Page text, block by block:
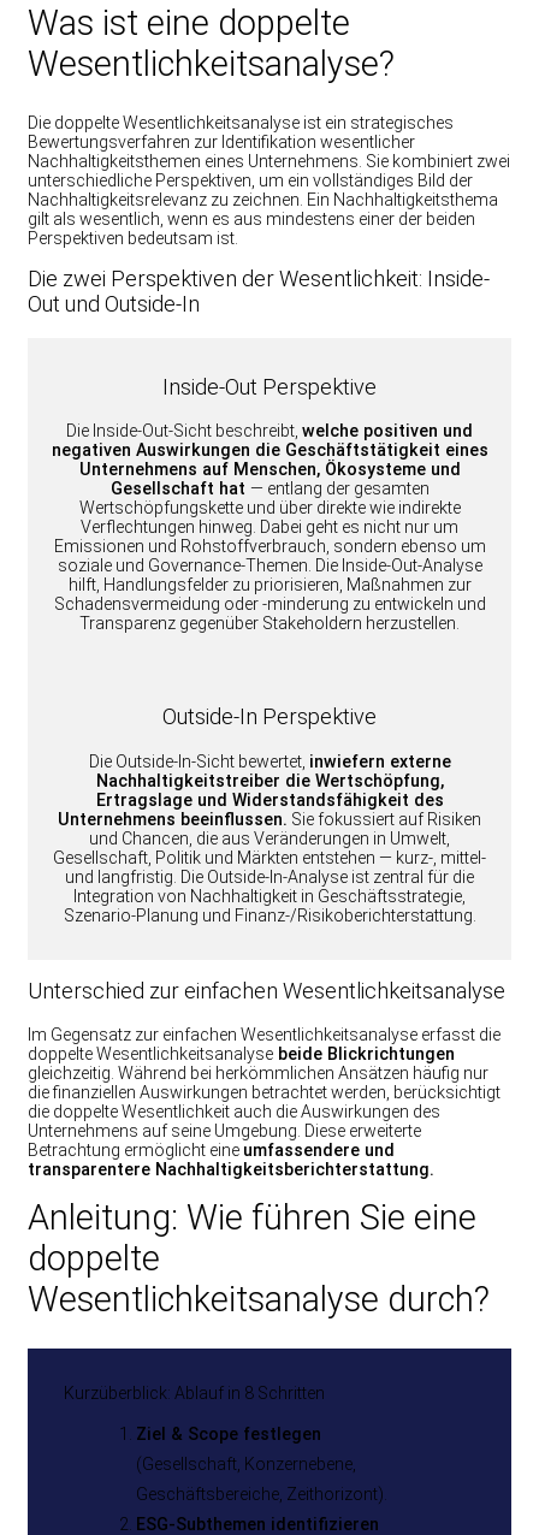
Was ist eine doppelte
Wesentlichkeitsanalyse?
Die doppelte Wesentlichkeitsanalyse ist ein strategisches
Bewertungsverfahren zur Identifikation wesentlicher
Nachhaltigkeitsthemen eines Unternehmens. Sie kombiniert zwei
unterschiedliche Perspektiven, um ein vollständiges Bild der
Nachhaltigkeitsrelevanz zu zeichnen. Ein Nachhaltigkeitsthema
gilt als wesentlich, wenn es aus mindestens einer der beiden
Perspektiven bedeutsam ist.
Die zwei Perspektiven der Wesentlichkeit: Inside-
Out und Outside-In
Inside-Out Perspektive
Die Inside-Out-Sicht beschreibt, welche positiven und
negativen Auswirkungen die Geschäftstätigkeit eines
Unternehmens auf Menschen, Ökosysteme und
Gesellschaft hat — entlang der gesamten
Wertschöpfungskette und über direkte wie indirekte
Verflechtungen hinweg. Dabei geht es nicht nur um
Emissionen und Rohstoffverbrauch, sondern ebenso um
soziale und Governance-Themen. Die Inside-Out-Analyse
hilft, Handlungsfelder zu priorisieren, Maßnahmen zur
Schadensvermeidung oder -minderung zu entwickeln und
Transparenz gegenüber Stakeholdern herzustellen.
Outside-In Perspektive
Die Outside-In-Sicht bewertet, inwiefern externe
Nachhaltigkeitstreiber die Wertschöpfung,
Ertragslage und Widerstandsfähigkeit des
Unternehmens beeinflussen. Sie fokussiert auf Risiken
und Chancen, die aus Veränderungen in Umwelt,
Gesellschaft, Politik und Märkten entstehen — kurz-, mittel-
und langfristig. Die Outside-In-Analyse ist zentral für die
Integration von Nachhaltigkeit in Geschäftsstrategie,
Szenario-Planung und Finanz-/Risikoberichterstattung.
Unterschied zur einfachen Wesentlichkeitsanalyse
Im Gegensatz zur einfachen Wesentlichkeitsanalyse erfasst die
doppelte Wesentlichkeitsanalyse beide Blickrichtungen
gleichzeitig. Während bei herkömmlichen Ansätzen häufig nur
die finanziellen Auswirkungen betrachtet werden, berücksichtigt
die doppelte Wesentlichkeit auch die Auswirkungen des
Unternehmens auf seine Umgebung. Diese erweiterte
Betrachtung ermöglicht eine umfassendere und
transparentere Nachhaltigkeitsberichterstattung.
Anleitung: Wie führen Sie eine
doppelte
Wesentlichkeitsanalyse durch?
Kurzüberblick: Ablauf in 8 Schritten
Ziel & Scope festlegen
(Gesellschaft, Konzernebene,
Geschäftsbereiche, Zeithorizont).
ESG-Subthemen identifizieren